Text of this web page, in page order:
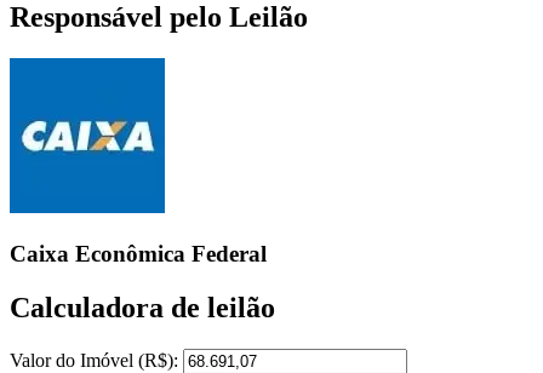
Responsável pelo Leilão
Caixa Econômica Federal
Calculadora de leilão
Valor do Imóvel (R$):